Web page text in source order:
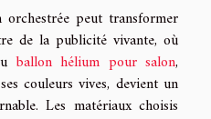
peut transformer
de la publicité vivante, où
ballon hélium pour salon,
couleurs vives, devient un
Les matériaux choisis